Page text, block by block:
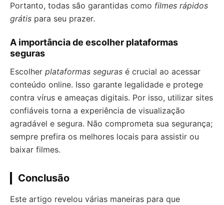
Portanto, todas são garantidas como filmes rápidos
grátis para seu prazer.
A importância de escolher plataformas
seguras
Escolher plataformas seguras é crucial ao acessar
conteúdo online. Isso garante legalidade e protege
contra vírus e ameaças digitais. Por isso, utilizar sites
confiáveis torna a experiência de visualização
agradável e segura. Não comprometa sua segurança;
sempre prefira os melhores locais para assistir ou
baixar filmes.
Conclusão
Este artigo revelou várias maneiras para que